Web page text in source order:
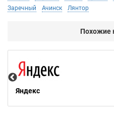
Заречный
Ачинск Лянтор
Похожие
Яндекс